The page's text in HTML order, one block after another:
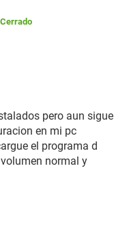
pero aun sigue
en mi pc
el programa d
normal y